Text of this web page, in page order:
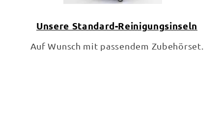
Unsere Standard-Reinigungsinseln
Auf Wunsch mit passendem Zubehörset.